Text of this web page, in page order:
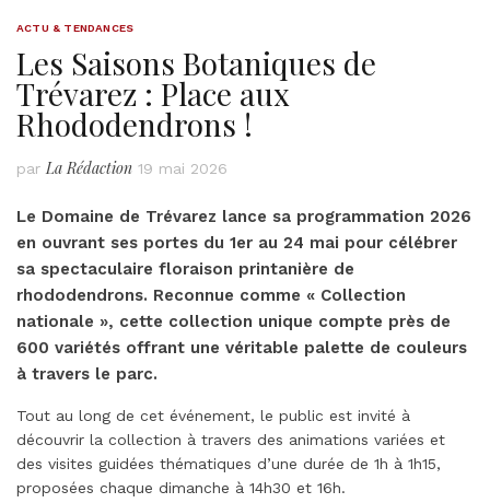
ACTU & TENDANCES
Les Saisons Botaniques de
Trévarez : Place aux
Rhododendrons !
par La Rédaction 19 mai 2026
Le Domaine de Trévarez lance sa programmation 2026
en ouvrant ses portes du 1er au 24 mai pour célébrer
sa spectaculaire floraison printanière de
rhododendrons. Reconnue comme « Collection
nationale », cette collection unique compte près de
600 variétés offrant une véritable palette de couleurs
à travers le parc.
Tout au long de cet événement, le public est invité à
découvrir la collection à travers des animations variées et
des visites guidées thématiques d’une durée de 1h à 1h15,
proposées chaque dimanche à 14h30 et 16h.